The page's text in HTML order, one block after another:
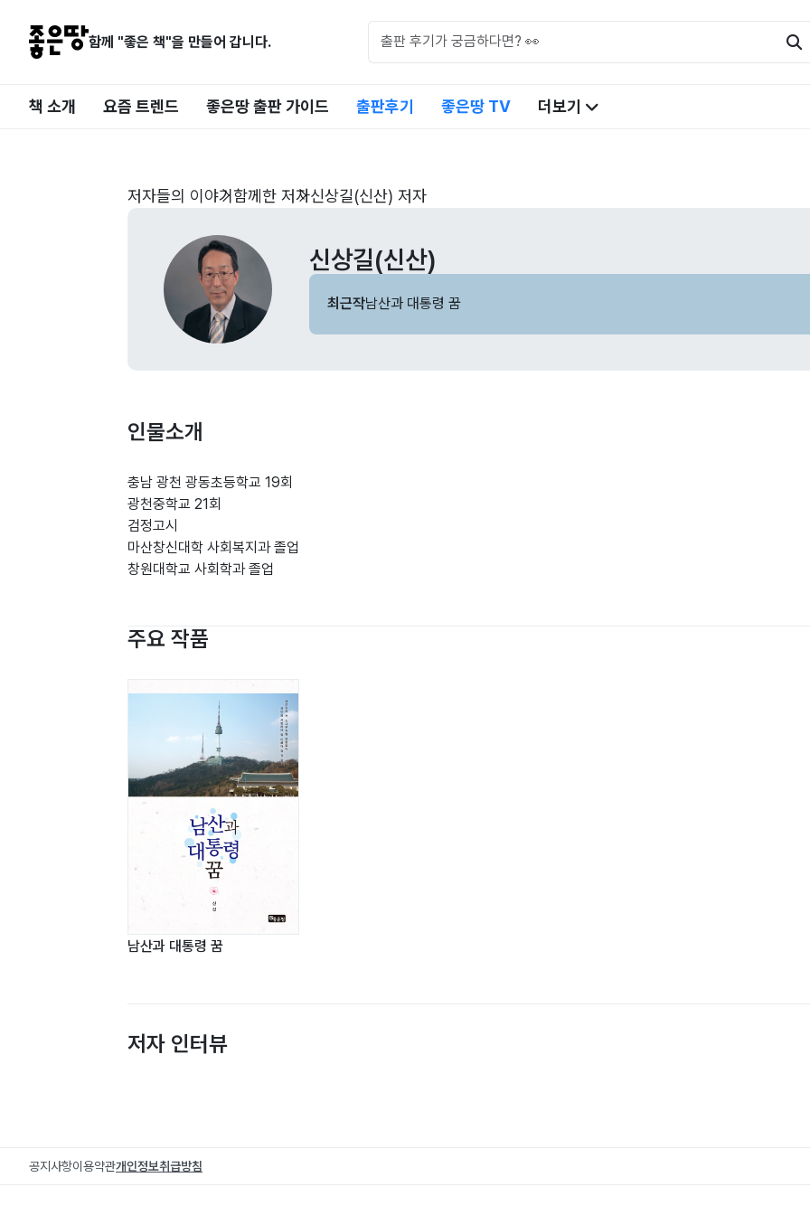
함께 "좋은 책"을 만들어 갑니다.
책 소개 요즘 트렌드 좋은땅 출판 가이드 출판후기 좋은땅 TV 더보기
저자들의 이야기 함께한 저자신상길(신산) 저자
신상길(신산)
최근작남산과 대통령 꿈
인물소개
충남 광천 광동초등학교 19회
광천중학교 21회
검정고시
마산창신대학 사회복지과 졸업
창원대학교 사회학과 졸업
주요 작품
남산과 대통령 꿈
저자 인터뷰
공지사항이용약관개인정보취급방침